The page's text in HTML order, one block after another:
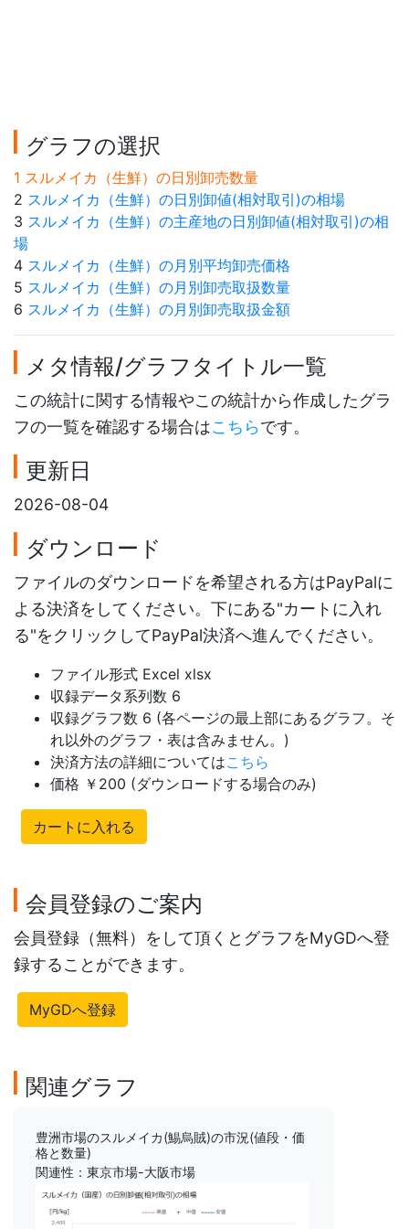
グラフの選択
1 スルメイカ（生鮮）の日別卸売数量
2 スルメイカ（生鮮）の日別卸値(相対取引)の相場
3 スルメイカ（生鮮）の主産地の日別卸値(相対取引)の相
場
4 スルメイカ（生鮮）の月別平均卸売価格
5 スルメイカ（生鮮）の月別卸売取扱数量
6 スルメイカ（生鮮）の月別卸売取扱金額
メタ情報/グラフタイトル一覧
この統計に関する情報やこの統計から作成したグラ
フの一覧を確認する場合はこちらです。
更新日
2026-08-04
ダウンロード
ファイルのダウンロードを希望される方はPayPalに
よる決済をしてください。下にある"カートに入れ
る"をクリックしてPayPal決済へ進んでください。
ファイル形式 Excel xlsx
収録データ系列数 6
収録グラフ数 6 (各ページの最上部にあるグラフ。そ
れ以外のグラフ・表は含みません。)
決済方法の詳細についてはこちら
価格 ￥200 (ダウンロードする場合のみ)
カートに入れる
会員登録のご案内
会員登録（無料）をして頂くとグラフをMyGDへ登
録することができます。
MyGDへ登録
関連グラフ
豊洲市場のスルメイカ(鯣烏賊)の市況(値段・価
格と数量)
関連性：東京市場-大阪市場